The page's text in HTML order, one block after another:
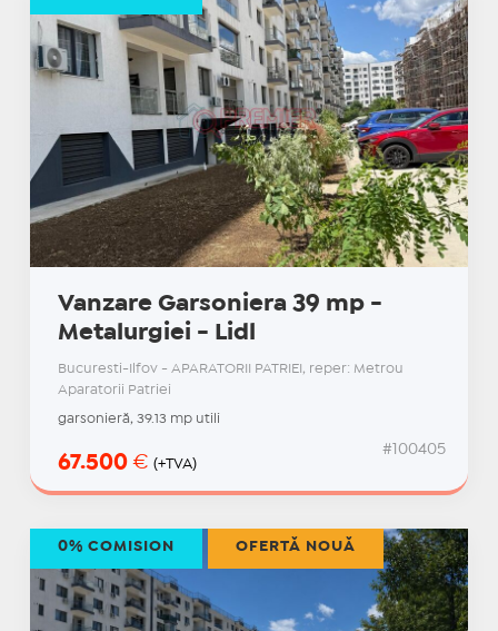
Vanzare Garsoniera 39 mp -
Metalurgiei - Lidl
Bucuresti-Ilfov - APARATORII PATRIEI, reper: Metrou
Aparatorii Patriei
garsonieră, 39.13 mp utili
67.500 € (+TVA)
#100405
0% COMISION OFERTĂ NOUĂ